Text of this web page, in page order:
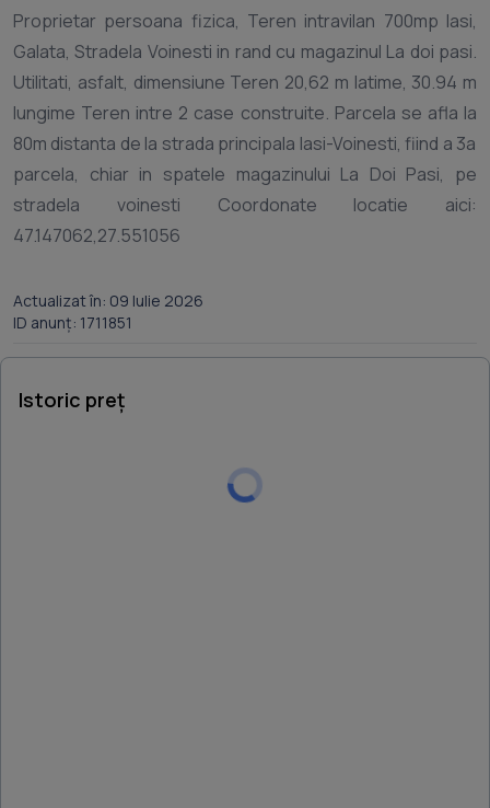
Proprietar persoana fizica, Teren intravilan 700mp lasi,
Galata, Stradela Voinesti in rand cu magazinul La doi pasi.
Utilitati, asfalt, dimensiune Teren 20,62 m latime, 30.94 m
lungime Teren intre 2 case construite. Parcela se afla la
80m distanta de la strada principala Iasi-Voinesti, fiind a 3a
parcela, chiar in spatele magazinului La Doi Pasi, pe
stradela voinesti Coordonate locatie aici:
Actualizat în: 09 Iulie 2026
ID anunț: 1711851
Istoric preț